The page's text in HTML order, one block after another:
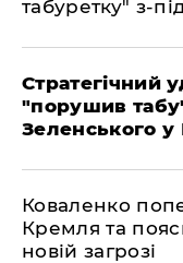
табуретку" з-
Стратегічний
"порушив
Зеленського у
Коваленко
Кремля та
новій загрозі